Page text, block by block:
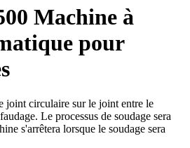
Machine à
pour
joint circulaire sur le joint entre le
Le processus de soudage sera
s'arrêtera lorsque le soudage sera